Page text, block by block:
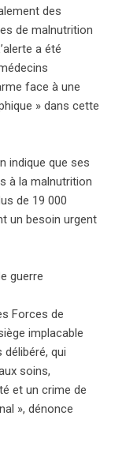
des
de malnutrition
a été
face à une
» dans cette
indique que ses
à la malnutrition
de 19 000
un besoin urgent
guerre
Forces de
implacable
qui
soins,
et un crime de
», dénonce